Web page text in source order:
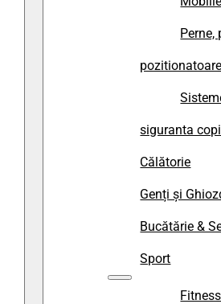
Perne,
siguranta
Călătorie
Genți și
Bucătărie &
Sport
Fitness